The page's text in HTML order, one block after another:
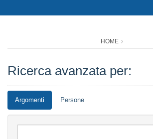
HOME
Ricerca avanzata per:
Argomenti Persone